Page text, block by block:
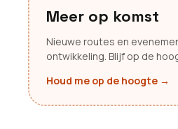
Meer op komst
Nieuwe routes en
ontwikkeling. Blijf op de
Houd me op de hoogte→